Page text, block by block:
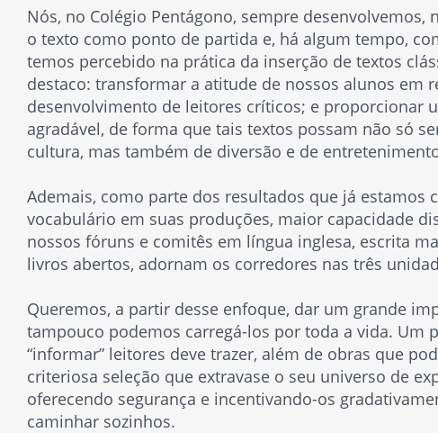
Nós, no Colégio Pentágono, sempre
o texto como ponto de partida e, há algum tempo,
temos percebido na prática da inserção de textos
destaco: transformar a atitude de nossos alunos em
desenvolvimento de leitores críticos; e proporcionar
agradável, de forma que tais textos possam não só
cultura, mas também de diversão e de
Ademais, como parte dos resultados que já
vocabulário em suas produções, maior capacidade
nossos fóruns e comitês em língua inglesa, escrita
livros abertos, adornam os corredores nas três
Queremos, a partir desse enfoque, dar um grande
tampouco podemos carregá-los por toda a vida. Um
“informar” leitores deve trazer, além de obras que
criteriosa seleção que extravase o seu universo de
oferecendo segurança e incentivando-os
caminhar sozinhos.